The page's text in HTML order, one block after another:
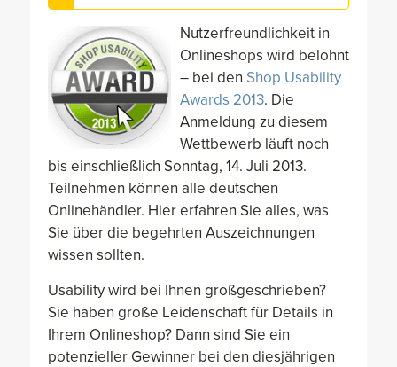
Nutzerfreundlichkeit in
Onlineshops wird belohnt
– bei den Shop Usability
Awards 2013. Die
Anmeldung zu diesem
Wettbewerb läuft noch
bis einschließlich Sonntag, 14. Juli 2013.
Teilnehmen können alle deutschen
Onlinehändler. Hier erfahren Sie alles, was
Sie über die begehrten Auszeichnungen
wissen sollten.
Usability wird bei Ihnen großgeschrieben?
Sie haben große Leidenschaft für Details in
Ihrem Onlineshop? Dann sind Sie ein
potenzieller Gewinner bei den diesjährigen